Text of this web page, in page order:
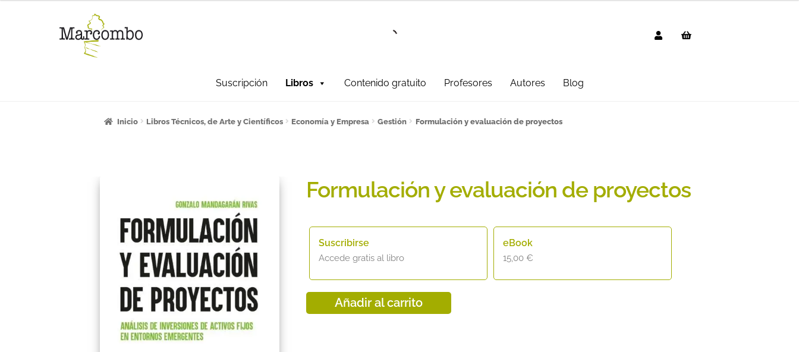
Suscripción Libros Contenido gratuito Profesores Autores Blog
Inicio¡Bienvenido al apartado para profesores! ¿Quieres ser autor? ART FRIDAY 2025 Artículos del blog
Sumate a la comunidad Artcombo Sumate al sorteo Artcombo Suscríbete a la newsletter de Marcombo Test Formulario
Inicio Libros Técnicos, de Arte y Científicos Economía y Empresa Gestión Formulación y evaluación de proyectos
Formulación y evaluación de proyectos
Suscribirse
Accede gratis al libro
eBook
15,00€
Añadir al carrito